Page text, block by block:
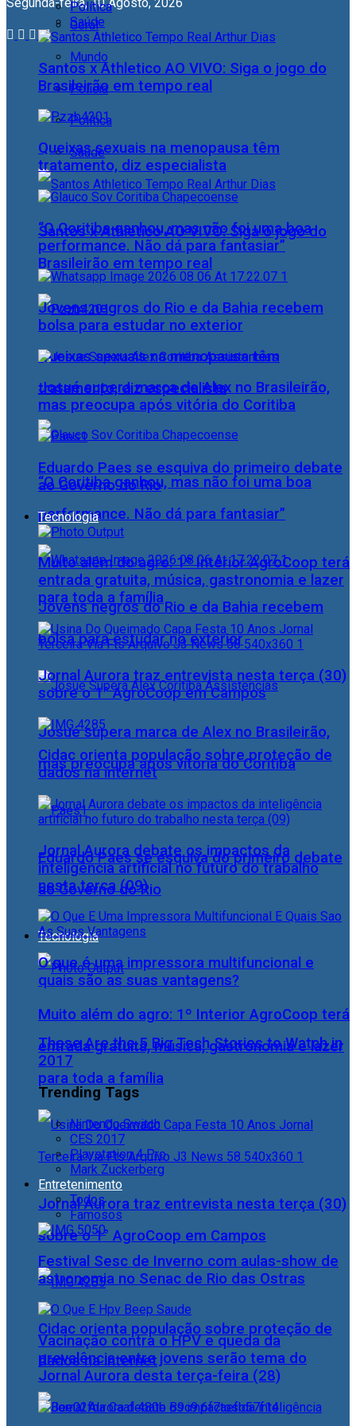
Geral
Mundo
Polícia
Política
Saúde
Santos x Athletico AO VIVO: Siga o jogo do
Brasileirão em tempo real
Queixas sexuais na menopausa têm
tratamento, diz especialista
“O Coritiba ganhou, mas não foi uma boa
performance. Não dá para fantasiar”
Jovens negros do Rio e da Bahia recebem
bolsa para estudar no exterior
Josué supera marca de Alex no Brasileirão,
mas preocupa após vitória do Coritiba
Eduardo Paes se esquiva do primeiro debate
ao Governo do Rio
Tecnologia
Muito além do agro: 1º Interior AgroCoop terá
entrada gratuita, música, gastronomia e lazer
para toda a família
Jornal Aurora traz entrevista nesta terça (30)
sobre o 1° AgroCoop em Campos
Cidac orienta população sobre proteção de
dados na internet
Política
Saúde
Santos x Athletico AO VIVO: Siga o jogo do
Brasileirão em tempo real
Queixas sexuais na menopausa têm
tratamento, diz especialista
“O Coritiba ganhou, mas não foi uma boa
performance. Não dá para fantasiar”
Jovens negros do Rio e da Bahia recebem
bolsa para estudar no exterior
Josué supera marca de Alex no Brasileirão,
mas preocupa após vitória do Coritiba
Eduardo Paes se esquiva do primeiro debate
ao Governo do Rio
Tecnologia
Muito além do agro: 1º Interior AgroCoop terá
entrada gratuita, música, gastronomia e lazer
para toda a família
Jornal Aurora traz entrevista nesta terça (30)
sobre o 1° AgroCoop em Campos
Cidac orienta população sobre proteção de
dados na internet
Jornal Aurora debate os impactos da
inteligência artificial no futuro do trabalho
nesta terça (09)
O que é uma impressora multifuncional e
quais são as suas vantagens?
These Are the 5 Big Tech Stories to Watch in
2017
Trending Tags
Nintendo Switch
CES 2017
Playstation 4 Pro
Mark Zuckerberg
Entretenimento
Todos
Famosos
Festival Sesc de Inverno com aulas-show de
astronomia no Senac de Rio das Ostras
Vacinação contra o HPV e queda da
prevalência entre jovens serão tema do
Jornal Aurora desta terça-feira (28)